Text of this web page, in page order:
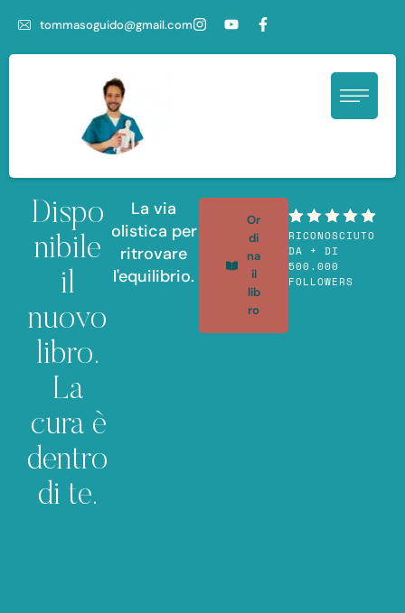
tommasoguido@gmail.com
Dispo
nibile
il
nuovo
libro.
La
cura è
dentro
di te.
La via
olistica per
ritrovare
l'equilibrio.
Or
di
na
il
lib
ro
RICONOSCIUTO
DA + DI
500.000
FOLLOWERS